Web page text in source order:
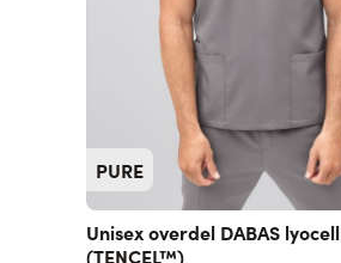
PURE
Unisex overdel DABAS lyocell
(TENCEL™)